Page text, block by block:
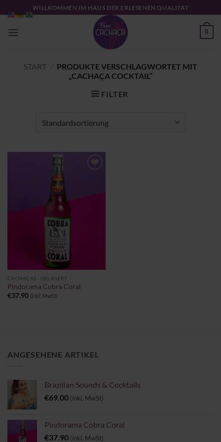
Inhalt
springen
WILLKOMMEN IM HAUS DER ERLESENEN QUALITÄT
0
START
PRODUKTE VERSCHLAGWORTET MIT
„CACHAÇA COCKTAIL“
FILTER
CACHAÇAS - GELAGERT
Pindorama Cobra Coral
€37.90 (inkl. MwSt)
ANGESEHENE ARTIKEL
Brazilian Sounds & Cocktails
€69.00 (inkl. MwSt)
Pindorama Cobra Coral
€37.90 (inkl. MwSt)